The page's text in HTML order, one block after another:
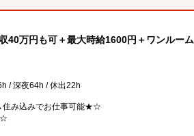
40万円も可＋最大時給1600円＋ワンルーム
/ 深夜64h / 休出22h
住み込みでお仕事可能★☆
☆